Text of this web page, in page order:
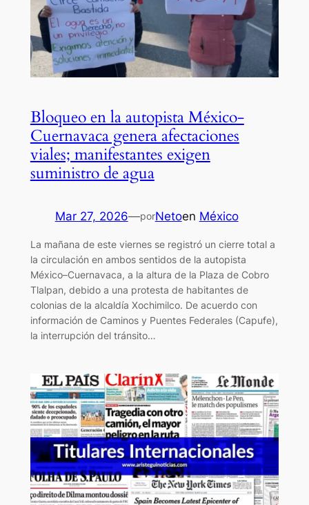
Bloqueo en la autopista México-
Cuernavaca genera afectaciones
viales; manifestantes exigen
suministro de agua
Mar 27, 2026—porNetoen México
La mañana de este viernes se registró un cierre total a
la circulación en ambos sentidos de la autopista
México–Cuernavaca, a la altura de la Plaza de Cobro
Tlalpan, debido a una protesta de habitantes de
colonias de la alcaldía Xochimilco. De acuerdo con
información de Caminos y Puentes Federales (Capufe),
la interrupción del tránsito…